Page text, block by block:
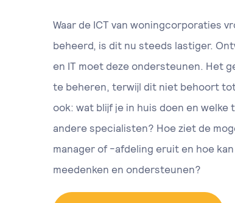
Waar de ICT van woningcorporaties
beheerd, is dit nu steeds lastiger.
en IT moet deze ondersteunen. Het
te beheren, terwijl dit niet behoort
ook: wat blijf je in huis doen en welke
andere specialisten? Hoe ziet de
manager of -afdeling eruit en hoe
meedenken en ondersteunen?